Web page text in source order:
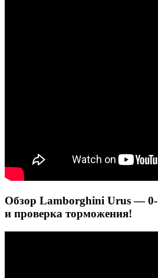
Обзор Lamborghini Urus —
и проверка торможения!